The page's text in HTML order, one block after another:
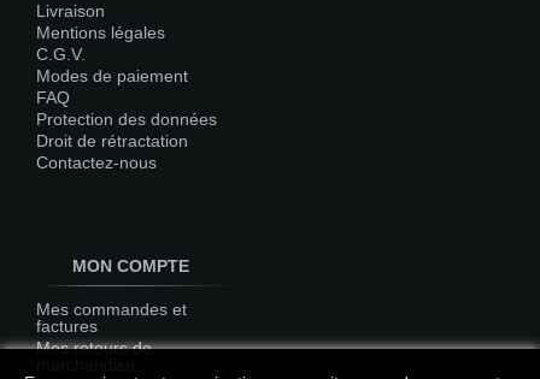
Livraison
Mentions légales
C.G.V.
Modes de paiement
FAQ
Protection des données
Droit de rétractation
Contactez-nous
MON COMPTE
Mes commandes et
factures
Mes retours de